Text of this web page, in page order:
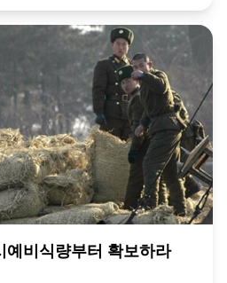
비식량부터 확보하라